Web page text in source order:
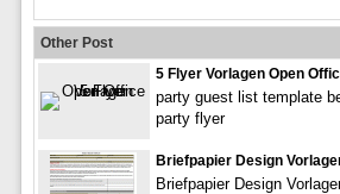
Other Post
5 Flyer Vorlagen Open
party guest list template
party flyer
Briefpapier Design
Briefpapier Design